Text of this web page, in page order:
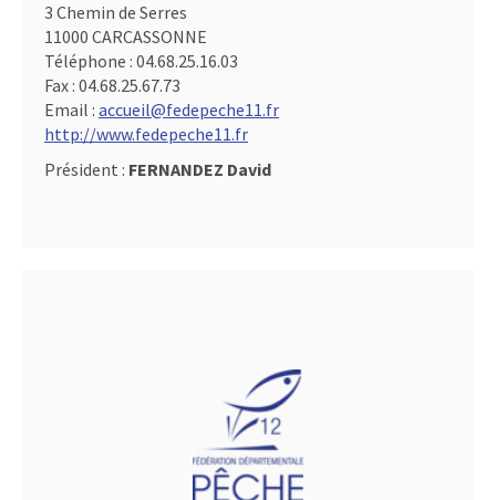
3 Chemin de Serres
11000 CARCASSONNE
Téléphone : 04.68.25.16.03
Fax : 04.68.25.67.73
Email : accueil@fedepeche11.fr
http://www.fedepeche11.fr
Président : FERNANDEZ David